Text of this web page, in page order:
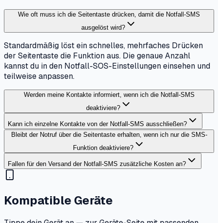
Wie oft muss ich die Seitentaste drücken, damit die Notfall-SMS
ausgelöst wird?
Standardmäßig löst ein schnelles, mehrfaches Drücken
der Seitentaste die Funktion aus. Die genaue Anzahl
kannst du in den Notfall-SOS-Einstellungen einsehen und
teilweise anpassen.
Werden meine Kontakte informiert, wenn ich die Notfall-SMS
deaktiviere?
Kann ich einzelne Kontakte von der Notfall-SMS ausschließen?
Bleibt der Notruf über die Seitentaste erhalten, wenn ich nur die SMS-
Funktion deaktiviere?
Fallen für den Versand der Notfall-SMS zusätzliche Kosten an?
Kompatible Geräte